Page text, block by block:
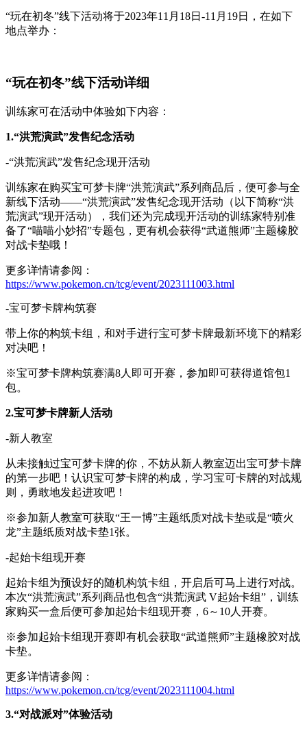
“玩在初冬”线下活动将于2023年11月18日-11月19日，在如下
地点举办：
“玩在初冬”线下活动详细
训练家可在活动中体验如下内容：
1.“洪荒演武”发售纪念活动
-“洪荒演武”发售纪念现开活动
训练家在购买宝可梦卡牌“洪荒演武”系列商品后，便可参与全
新线下活动——“洪荒演武”发售纪念现开活动（以下简称“洪
荒演武”现开活动），我们还为完成现开活动的训练家特别准
备了“喵喵小妙招”专题包，更有机会获得“武道熊师”主题橡胶
对战卡垫哦！
更多详情请参阅：
https://www.pokemon.cn/tcg/event/2023111003.html
-宝可梦卡牌构筑赛
带上你的构筑卡组，和对手进行宝可梦卡牌最新环境下的精彩
对决吧！
※宝可梦卡牌构筑赛满8人即可开赛，参加即可获得道馆包1
包。
2.宝可梦卡牌新人活动
-新人教室
从未接触过宝可梦卡牌的你，不妨从新人教室迈出宝可梦卡牌
的第一步吧！认识宝可梦卡牌的构成，学习宝可卡牌的对战规
则，勇敢地发起进攻吧！
※参加新人教室可获取“王一博”主题纸质对战卡垫或是“喷火
龙”主题纸质对战卡垫1张。
-起始卡组现开赛
起始卡组为预设好的随机构筑卡组，开启后可马上进行对战。
本次“洪荒演武”系列商品也包含“洪荒演武 V起始卡组”，训练
家购买一盒后便可参加起始卡组现开赛，6～10人开赛。
※参加起始卡组现开赛即有机会获取“武道熊师”主题橡胶对战
卡垫。
更多详情请参阅：
https://www.pokemon.cn/tcg/event/2023111004.html
3.“对战派对”体验活动